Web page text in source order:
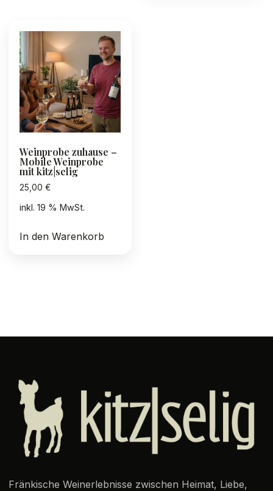
Weinprobe zuhause –
Mobile Weinprobe
mit kitz|selig
25,00 €
inkl. 19 % MwSt.
In den Warenkorb
Fränkische Weinerlebnisse zwischen Heimat, Liebe,